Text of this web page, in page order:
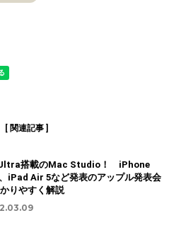
[ 関連記事 ]
搭載のMac Studio！ iPhone
iPad Air 5など発表のアップル発表会
りやすく解説